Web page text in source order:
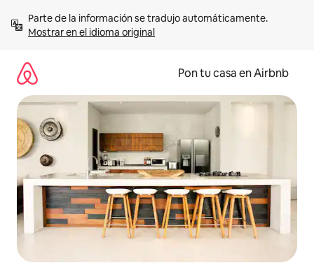
contenidoMostrar en el idioma original
Pon tu casa en Airbnb